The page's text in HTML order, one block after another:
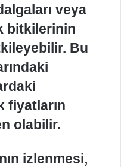
veya
bitkilerinin
Bu
fiyatların
olabilir.
izlenmesi,